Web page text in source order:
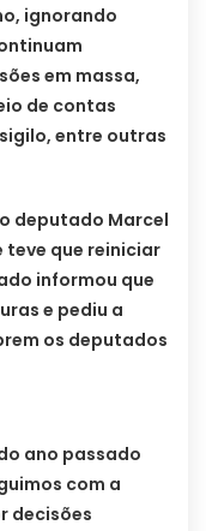
ignorando
em massa,
de contas
entre outras
deputado Marcel
teve que reiniciar
informou que
e pediu a
os deputados
ano passado
com a
decisões